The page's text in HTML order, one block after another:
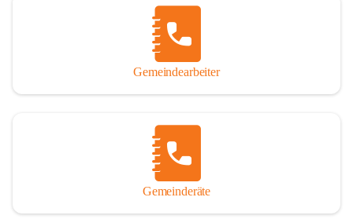
Gemeindearbeiter
Gemeinderäte